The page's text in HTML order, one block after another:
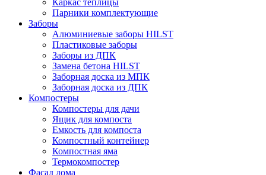
Каркас теплицы
Парники комплектующие
Заборы
Алюминиевые заборы HILST
Пластиковые заборы
Заборы из ДПК
Замена бетона HILST
Заборная доска из МПК
Заборная доска из ДПК
Компостеры
Компостеры для дачи
Ящик для компоста
Емкость для компоста
Компостный контейнер
Компостная яма
Термокомпостер
Фасад дома